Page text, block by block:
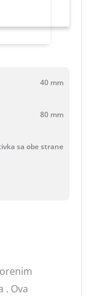
40 mm
80 mm
sa obe strane
. Ova